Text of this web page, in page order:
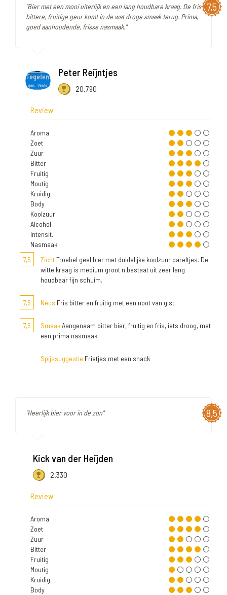
7,5
"Bier met een mooi uiterlijk en een lang houdbare kraag. De fris
bittere, fruitige geur komt in de wat droge smaak terug. Prima,
goed aanhoudende, frisse nasmaak."
Peter Reijntjes
20.790
Review
Aroma
Zoet
Zuur
Bitter
Fruitig
Moutig
Kruidig
Body
Koolzuur
Alcohol
Intensit.
Nasmaak
7,5
ZichtTroebel geel bier met duidelijke koolzuur pareltjes. De
witte kraag is medium groot n bestaat uit zeer lang
houdbaar fijn schuim.
7,5 Neus Fris bitter en fruitig met een noot van gist.
7,5 SmaakAangenaam bitter bier, fruitig en fris, iets droog, met
een prima nasmaak.
Spijssuggestie Frietjes met een snack
8,5
"Heerlijk bier voor in de zon"
Kick van der Heijden
2.330
Review
Aroma
Zoet
Zuur
Bitter
Fruitig
Moutig
Kruidig
Body